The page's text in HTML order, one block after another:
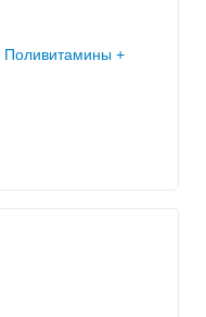
Поливитамины +